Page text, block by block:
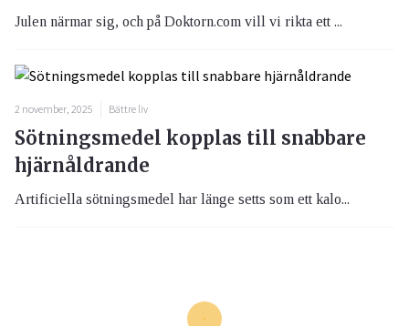
Julen närmar sig, och på Doktorn.com vill vi rikta ett ...
2 november, 2025 Bättre liv
Sötningsmedel kopplas till snabbare
hjärnåldrande
Artificiella sötningsmedel har länge setts som ett kalo...